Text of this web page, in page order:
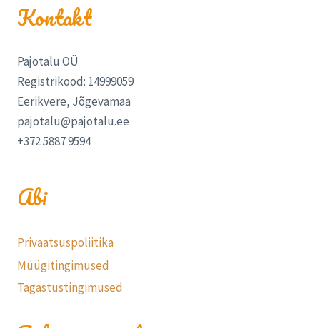
Kontakt
Pajotalu OÜ
Registrikood: 14999059
Eerikvere, Jõgevamaa
pajotalu@pajotalu.ee
+372 5887 9594
Abi
Privaatsuspoliitika
Müügitingimused
Tagastustingimused